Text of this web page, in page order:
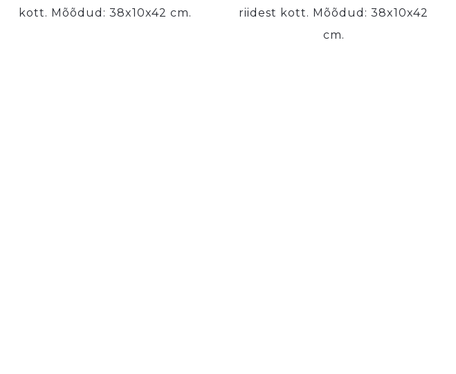
kott. Mõõdud: 38x10x42 cm.
riidest kott. Mõõdud: 38x10x42
cm.